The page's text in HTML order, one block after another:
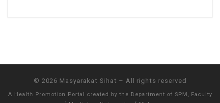
© 2026 Masyarakat Sihat – All rights reserved
A Health Promotion Portal created by the Department of SPM, Faculty